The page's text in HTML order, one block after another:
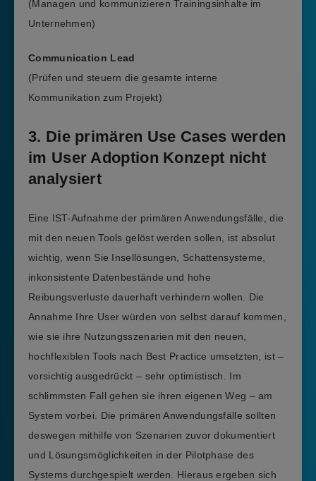
(Managen und kommunizieren Trainingsinhalte im
Unternehmen)
Communication Lead
(Prüfen und steuern die gesamte interne
Kommunikation zum Projekt)
3. Die primären Use Cases werden
im User Adoption Konzept nicht
analysiert
Eine IST-Aufnahme der primären Anwendungsfälle, die
mit den neuen Tools gelöst werden sollen, ist absolut
wichtig, wenn Sie Insellösungen, Schattensysteme,
inkonsistente Datenbestände und hohe
Reibungsverluste dauerhaft verhindern wollen. Die
Annahme Ihre User würden von selbst darauf kommen,
wie sie ihre Nutzungsszenarien mit den neuen,
hochflexiblen Tools nach Best Practice umsetzten, ist –
vorsichtig ausgedrückt – sehr optimistisch. Im
schlimmsten Fall gehen sie ihren eigenen Weg – am
System vorbei. Die primären Anwendungsfälle sollten
deswegen mithilfe von Szenarien zuvor dokumentiert
und Lösungsmöglichkeiten in der Pilotphase des
Systems durchgespielt werden. Hieraus ergeben sich